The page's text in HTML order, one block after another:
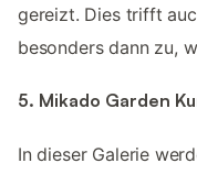
gereizt. Dies trifft
besonders dann zu,
5. Mikado Garden
In dieser Galerie